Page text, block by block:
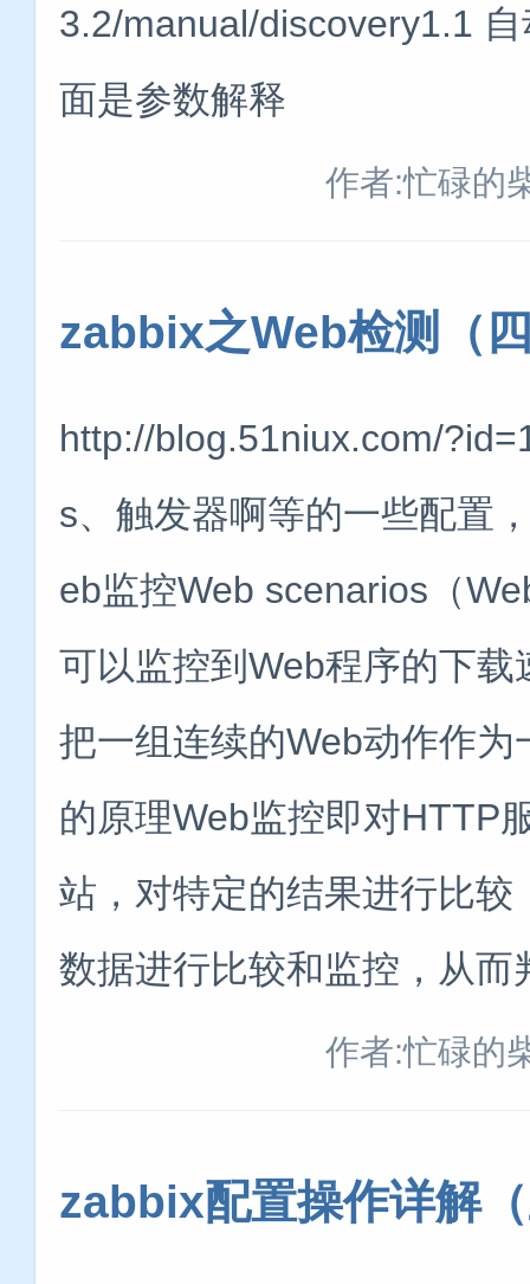
3.2/manual/discovery1.1
面是参数解释
作者:忙碌的
zabbix之Web检测（
http://blog.51niux.com/
s、触发器啊等的一些配置
eb监控Web scenarios（
可以监控到Web程序的下
把一组连续的Web动作作
的原理Web监控即对HTTP
站，对特定的结果进行比
数据进行比较和监控，从而
作者:忙碌的
zabbix配置操作详解